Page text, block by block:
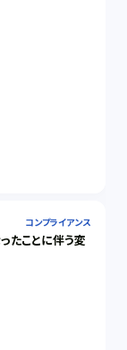
コンプライアンス
たことに伴う変